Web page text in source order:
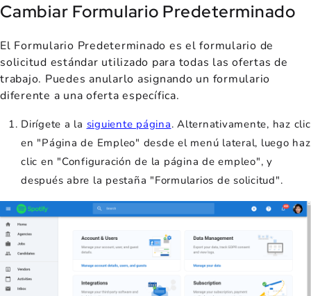
Cambiar Formulario Predeterminado
El Formulario Predeterminado es el formulario de
solicitud estándar utilizado para todas las ofertas de
trabajo. Puedes anularlo asignando un formulario
diferente a una oferta específica.
Dirígete a la siguiente página. Alternativamente, haz clic
en "Página de Empleo" desde el menú lateral, luego haz
clic en "Configuración de la página de empleo", y
después abre la pestaña "Formularios de solicitud".